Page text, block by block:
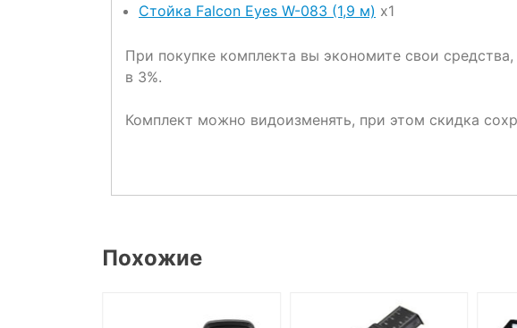
Стойка Falcon Eyes W-083 (1,9 м) x1
При покупке комплекта вы экономите свои
в 3%.
Комплект можно видоизменять, при этом скидка
Похожие